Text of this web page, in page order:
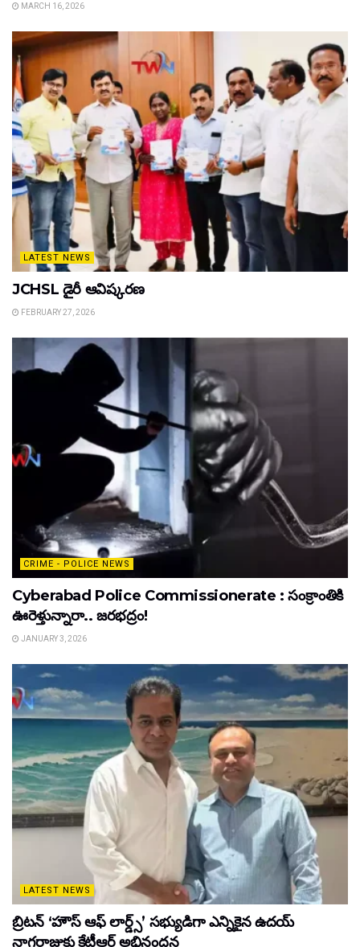
MARCH 16, 2026
LATEST NEWS
JCHSL డైరీ ఆవిష్కరణ
FEBRUARY 27, 2026
CRIME - POLICE NEWS
Cyberabad Police Commissionerate : సంక్రాంతికి
ఊరెళ్తున్నారా.. జరభద్రం!
JANUARY 3, 2026
LATEST NEWS
బ్రిటన్ ‘హౌస్ ఆఫ్ లార్డ్స్’ సభ్యుడిగా ఎన్నికైన ఉదయ్
నాగరాజుకు కేటీఆర్ అభినందన